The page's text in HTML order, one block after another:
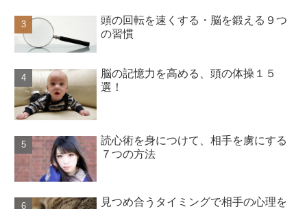
頭の回転を速くする・脳を鍛える９つ
の習慣
脳の記憶力を高める、頭の体操１５
選！
読心術を身につけて、相手を虜にする
７つの方法
見つめ合うタイミングで相手の心理を